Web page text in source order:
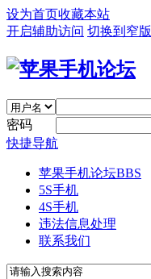
设为首页收藏本站
开启辅助访问 切换到窄版
密码
快捷导航
苹果手机论坛BBS
5S手机
4S手机
违法信息处理
联系我们